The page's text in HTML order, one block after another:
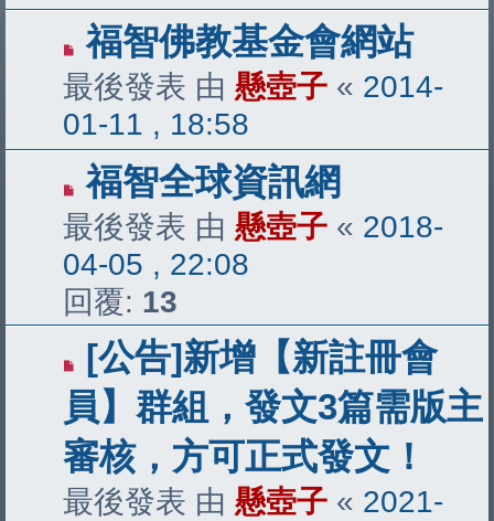
福智佛教基金會網站
最後發表 由 懸壺子 « 2014-
01-11 , 18:58
福智全球資訊網
最後發表 由 懸壺子 « 2018-
04-05 , 22:08
回覆: 13
[公告]新增【新註冊會
員】群組，發文3篇需版主
審核，方可正式發文！
最後發表 由 懸壺子 « 2021-